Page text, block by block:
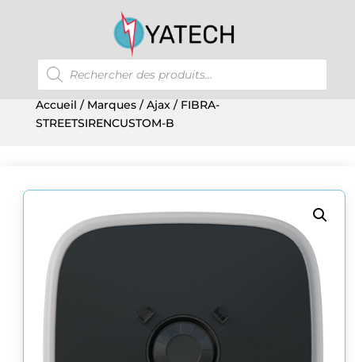
Recherche
de
produits
Accueil / Marques/Ajax/ FIBRA-
STREETSIRENCUSTOM-B